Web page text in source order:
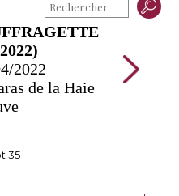
2022
de la Haie